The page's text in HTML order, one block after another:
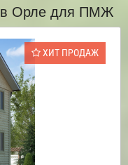
в Орле для ПМЖ
ХИТ ПРОДАЖ